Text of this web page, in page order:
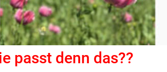
passt denn das??